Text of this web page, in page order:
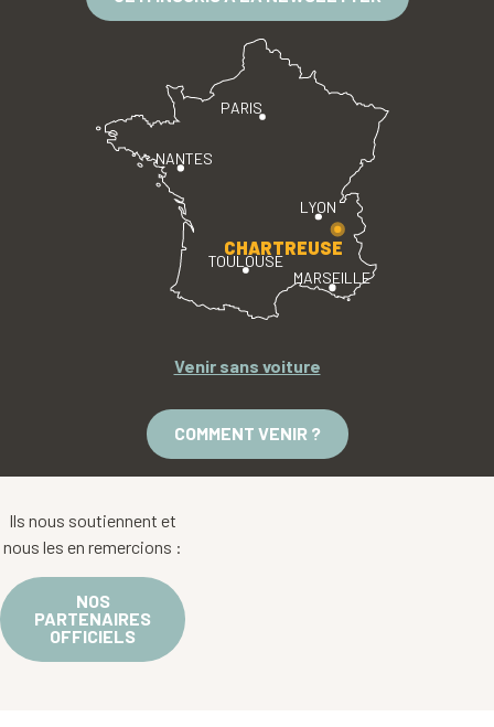
PARIS
LYON
TOULOUSE
MARSEILLE
NANTES
CHARTREUSE
Venir sans voiture
COMMENT VENIR ?
Ils nous soutiennent et
nous les en remercions :
NOS
PARTENAIRES
OFFICIELS